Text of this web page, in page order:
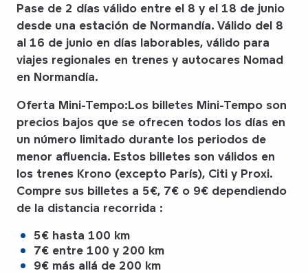
Pase de 2 días válido entre el 8 y el 18 de junio
desde una estación de Normandía. Válido del 8
al 16 de junio en días laborables, válido para
viajes regionales en trenes y autocares Nomad
en Normandía.
Oferta Mini-Tempo:Los billetes Mini-Tempo son
precios bajos que se ofrecen todos los días en
un número limitado durante los periodos de
menor afluencia. Estos billetes son válidos en
los trenes Krono (excepto París), Citi y Proxi.
Compre sus billetes a 5€, 7€ o 9€ dependiendo
de la distancia recorrida :
5€ hasta 100 km
7€ entre 100 y 200 km
9€ más allá de 200 km